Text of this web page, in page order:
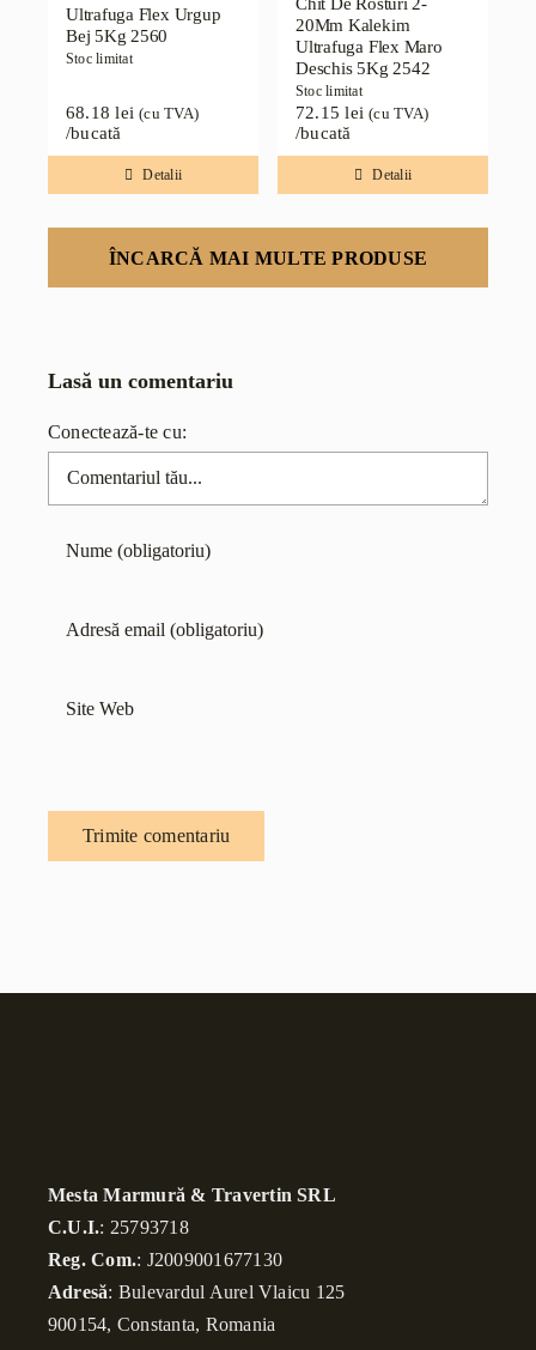
Ultrafuga Flex Urgup
Bej 5Kg 2560
Stoc limitat
68.18lei (cu TVA)
/bucată
Detalii
20Mm Kalekim
Ultrafuga Flex Maro
Deschis 5Kg 2542
Stoc limitat
72.15lei (cu TVA)
/bucată
Detalii
ÎNCARCĂ MAI MULTE PRODUSE
Lasă un comentariu
Conectează-te cu:
Comentariu
Mesta Marmură & Travertin SRL
C.U.I.: 25793718
Reg. Com.: J2009001677130
Adresă: Bulevardul Aurel Vlaicu 125
900154, Constanta, Romania